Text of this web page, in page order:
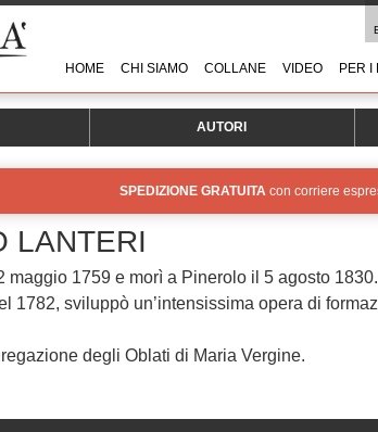
HOME CHI SIAMO COLLANE VIDEO PER I
AUTORI
SPEDIZIONE GRATUITA con corriere
LANTERI
maggio 1759 e morì a Pinerolo il 5 agosto 1830.
1782, sviluppò un’intensissima opera di
degli Oblati di Maria Vergine.